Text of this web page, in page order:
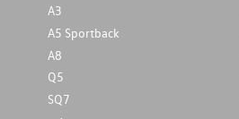
A3
A5 Sportback
A8
Q5
SQ7